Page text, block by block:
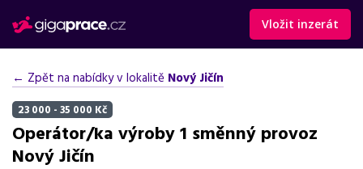
Vložit inzerát
← Zpět na nabídky v lokalitě Nový Jičín
23 000 - 35 000 Kč
Operátor/ka výroby 1 směnný provoz
Nový Jičín